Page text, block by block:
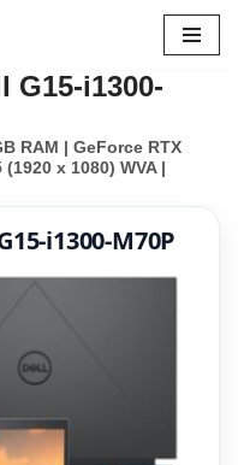
G15-i1300-
RAM | GeForce RTX
x 1080) WVA |
i1300-M70P